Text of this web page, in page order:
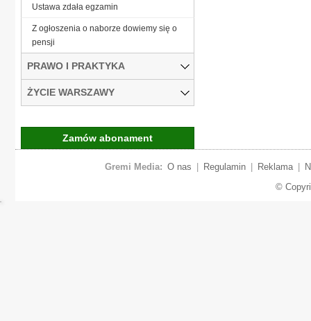
Ustawa zdała egzamin
Z ogłoszenia o naborze dowiemy się o
pensji
PRAWO I PRAKTYKA
ŻYCIE WARSZAWY
Zamów abonament
Gremi Media: O nas Regulamin Reklama
©